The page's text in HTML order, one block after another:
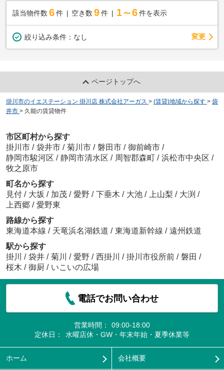
該当物件数 6件 空き数 9 件 1～6 件を表示
絞り込み条件： なし 変更
ページトップへ
掛川市のイエステーション 掛川店 株式会社アーガス > (賃貸)地域から探す > 袋
井市 > 久能の賃貸物件
市区町村から探す
掛川市 / 袋井市 / 菊川市 / 磐田市 / 御前崎市 /
静岡市駿河区 / 静岡市清水区 / 周智郡森町 / 浜松市中央区 /
牧之原市
町名から探す
見付 / 大坂 / 加茂 / 愛野 / 下垂木 / 大池 / 上山梨 / 大渕 /
上西郷 / 愛野東
路線から探す
東海道本線 / 天竜浜名湖鉄道 / 東海道新幹線 / 遠州鉄道
駅から探す
掛川
/ 袋井 / 菊川 / 愛野 / 西掛川 / 掛川市役所前 / 磐田 /
桜木 / 御厨 / いこいの広場
電話でお問い合わせ
営業時間：
09:00-18:00
定休日：
水曜店休・GW・年末年始・夏季休業等
ホーム 会社概要